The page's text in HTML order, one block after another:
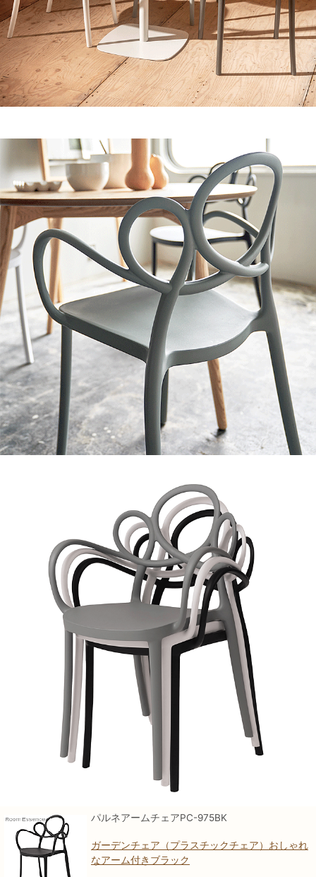
パルネアームチェアPC-975BK
ガーデンチェア（プラスチックチェア）おしゃれ
なアーム付きブラック